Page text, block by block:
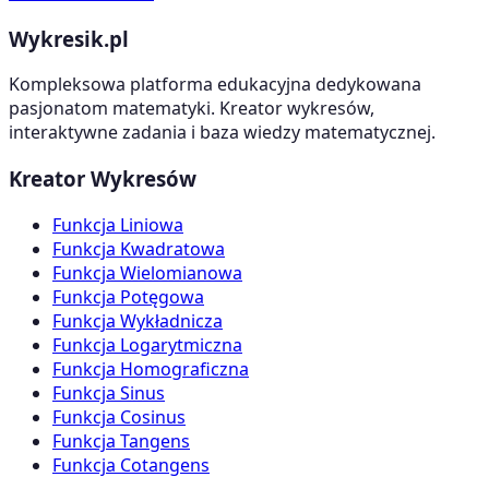
Wykresik.pl
Kompleksowa platforma edukacyjna dedykowana
pasjonatom matematyki. Kreator wykresów,
interaktywne zadania i baza wiedzy matematycznej.
Kreator Wykresów
Funkcja Liniowa
Funkcja Kwadratowa
Funkcja Wielomianowa
Funkcja Potęgowa
Funkcja Wykładnicza
Funkcja Logarytmiczna
Funkcja Homograficzna
Funkcja Sinus
Funkcja Cosinus
Funkcja Tangens
Funkcja Cotangens